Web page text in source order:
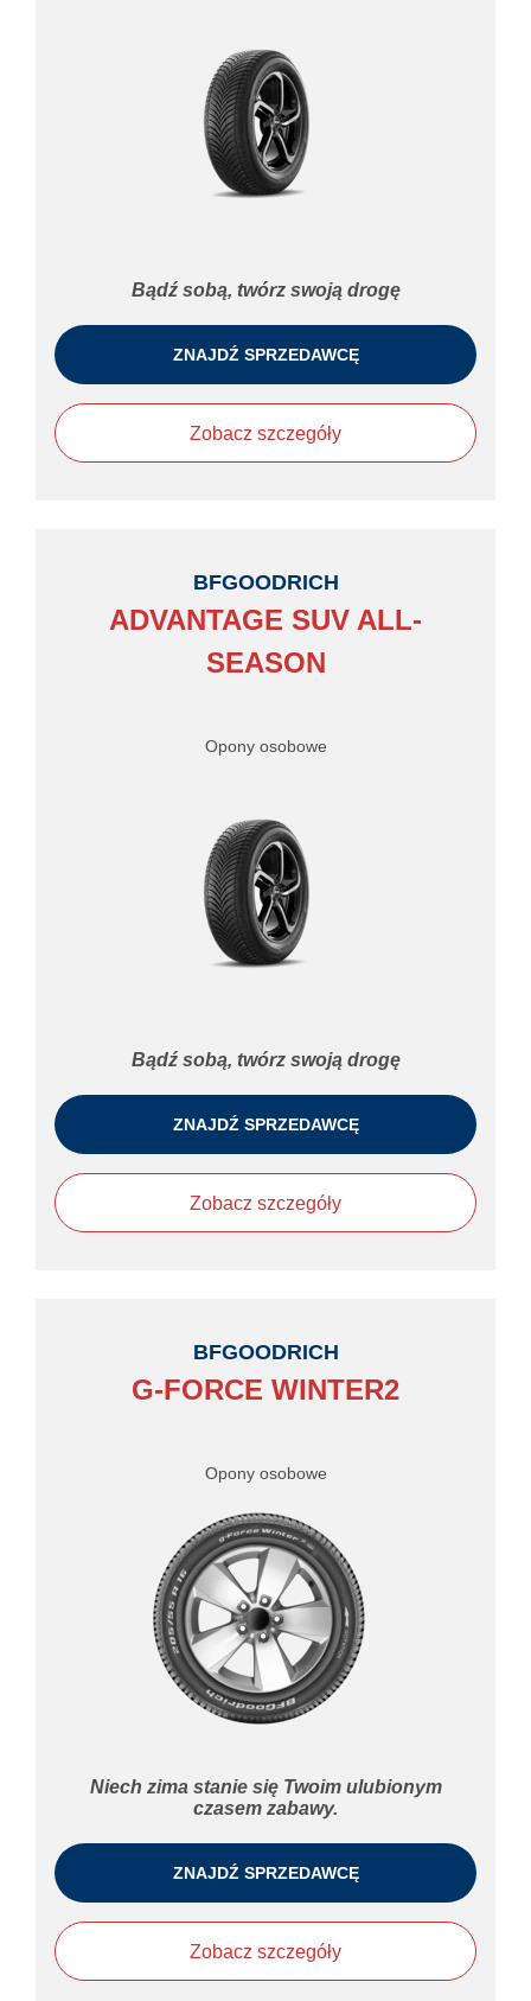
Bądź sobą, twórz swoją drogę
ZNAJDŹ SPRZEDAWCĘ
Zobacz szczegóły
BFGOODRICH
ADVANTAGE SUV ALL-
SEASON
Opony osobowe
Bądź sobą, twórz swoją drogę
ZNAJDŹ SPRZEDAWCĘ
Zobacz szczegóły
BFGOODRICH
G-FORCE WINTER2
Opony osobowe
Niech zima stanie się Twoim ulubionym
czasem zabawy.
ZNAJDŹ SPRZEDAWCĘ
Zobacz szczegóły